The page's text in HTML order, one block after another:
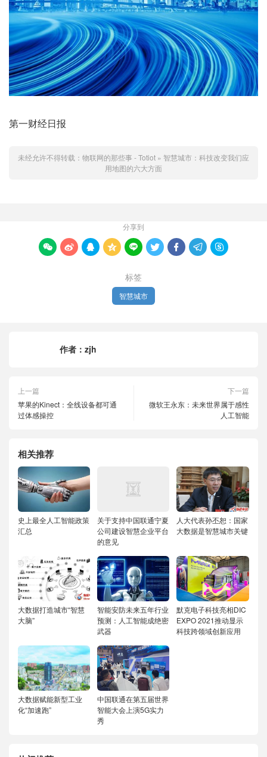
第一财经日报
未经允许不得转载： 物联网的那些事 - Totiot » 智慧城市：科技改变我们应
用地图的六大方面
分享到
        
标签
智慧城市
作者： zjh
上一篇
苹果的Kinect：全线设备都可通
过体感操控
下一篇
微软王永东：未来世界属于感性
人工智能
相关推荐
史上最全人工智能政策
汇总
关于支持中国联通宁夏
公司建设智慧企业平台
的意见
人大代表孙丕恕：国家
大数据是智慧城市关键
大数据打造城市“智慧
大脑”
智能安防未来五年行业
预测：人工智能成绝密
武器
默克电子科技亮相DIC
EXPO 2021推动显示
科技跨领域创新应用
大数据赋能新型工业
化“加速跑”
中国联通在第五届世界
智能大会上演5G实力
秀